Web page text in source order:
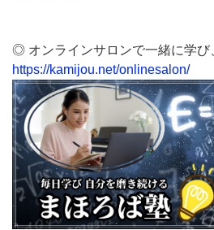
◎ オンラインサロンで一緒に学び
https://kamijou.net/onlinesalon/